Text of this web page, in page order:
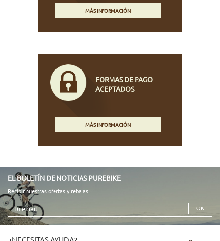
MÁS INFORMACIÓN
FORMAS DE PAGO
ACEPTADOS
MÁS INFORMACIÓN
EL BOLETÍN DE NOTICIAS PUREBIKE
Recibir nuestras ofertas y rebajas
Tu
email